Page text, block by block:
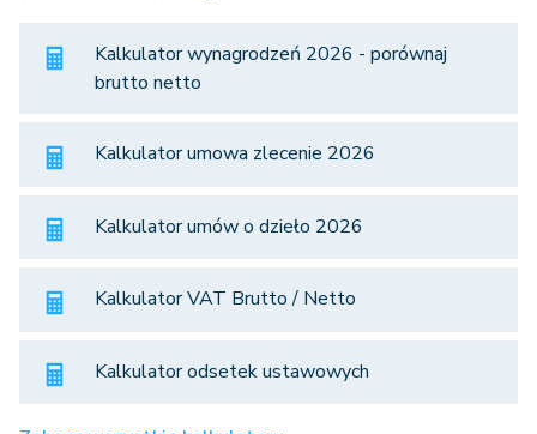
Kalkulator wynagrodzeń 2026 - porównaj
brutto netto
Kalkulator umowa zlecenie 2026
Kalkulator umów o dzieło 2026
Kalkulator VAT Brutto / Netto
Kalkulator odsetek ustawowych